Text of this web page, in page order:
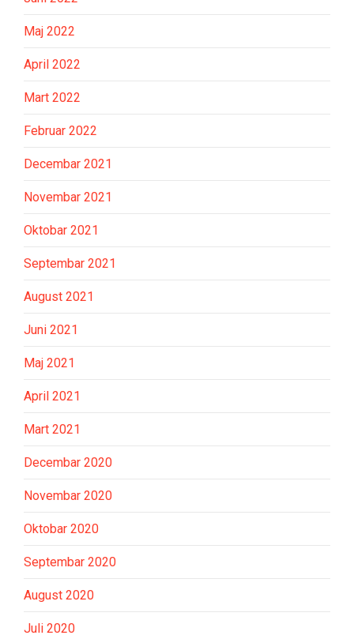
Maj 2022
April 2022
Mart 2022
Februar 2022
Decembar 2021
Novembar 2021
Oktobar 2021
Septembar 2021
August 2021
Juni 2021
Maj 2021
April 2021
Mart 2021
Decembar 2020
Novembar 2020
Oktobar 2020
Septembar 2020
August 2020
Juli 2020